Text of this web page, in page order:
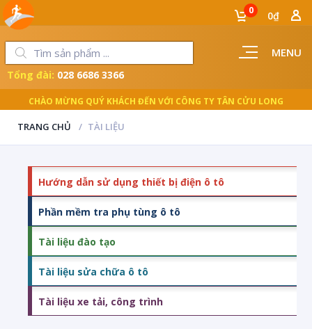
MENU
0 0₫
CHÀO MỪNG QUÝ KHÁCH ĐẾN VỚI CÔNG TY TÂN CỬU LONG
Tổng đài: 028 6686 3366
TRANG CHỦ TÀI LIỆU
Hướng dẫn sử dụng thiết bị điện ô tô
Phần mềm tra phụ tùng ô tô
Tài liệu đào tạo
Tài liệu sửa chữa ô tô
Tài liệu xe tải, công trình